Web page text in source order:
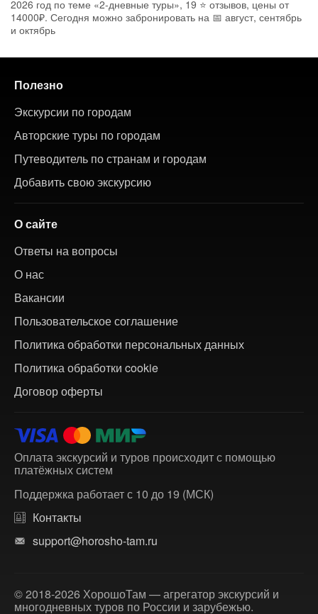
2026 год по теме «2-дневные туры», 19 ⭐ отзывов, цены от
14000₽. Сегодня можно забронировать на 📅 август, сентябрь
и октябрь
Полезно
Экскурсии по городам
Авторские туры по городам
Путеводитель по странам и городам
Добавить свою экскурсию
О сайте
Ответы на вопросы
О нас
Вакансии
Пользовательское соглашение
Политика обработки персональных данных
Политика обработки cookie
Договор оферты
Оплата экскурсий и туров происходит с помощью
платёжных систем
Поддержка работает с 10 до 19 (МСК)
Контакты
support@horosho-tam.ru
© 2018-2026 ХорошоТам — агрегатор экскурсий и
многодневных туров по России и зарубежью.